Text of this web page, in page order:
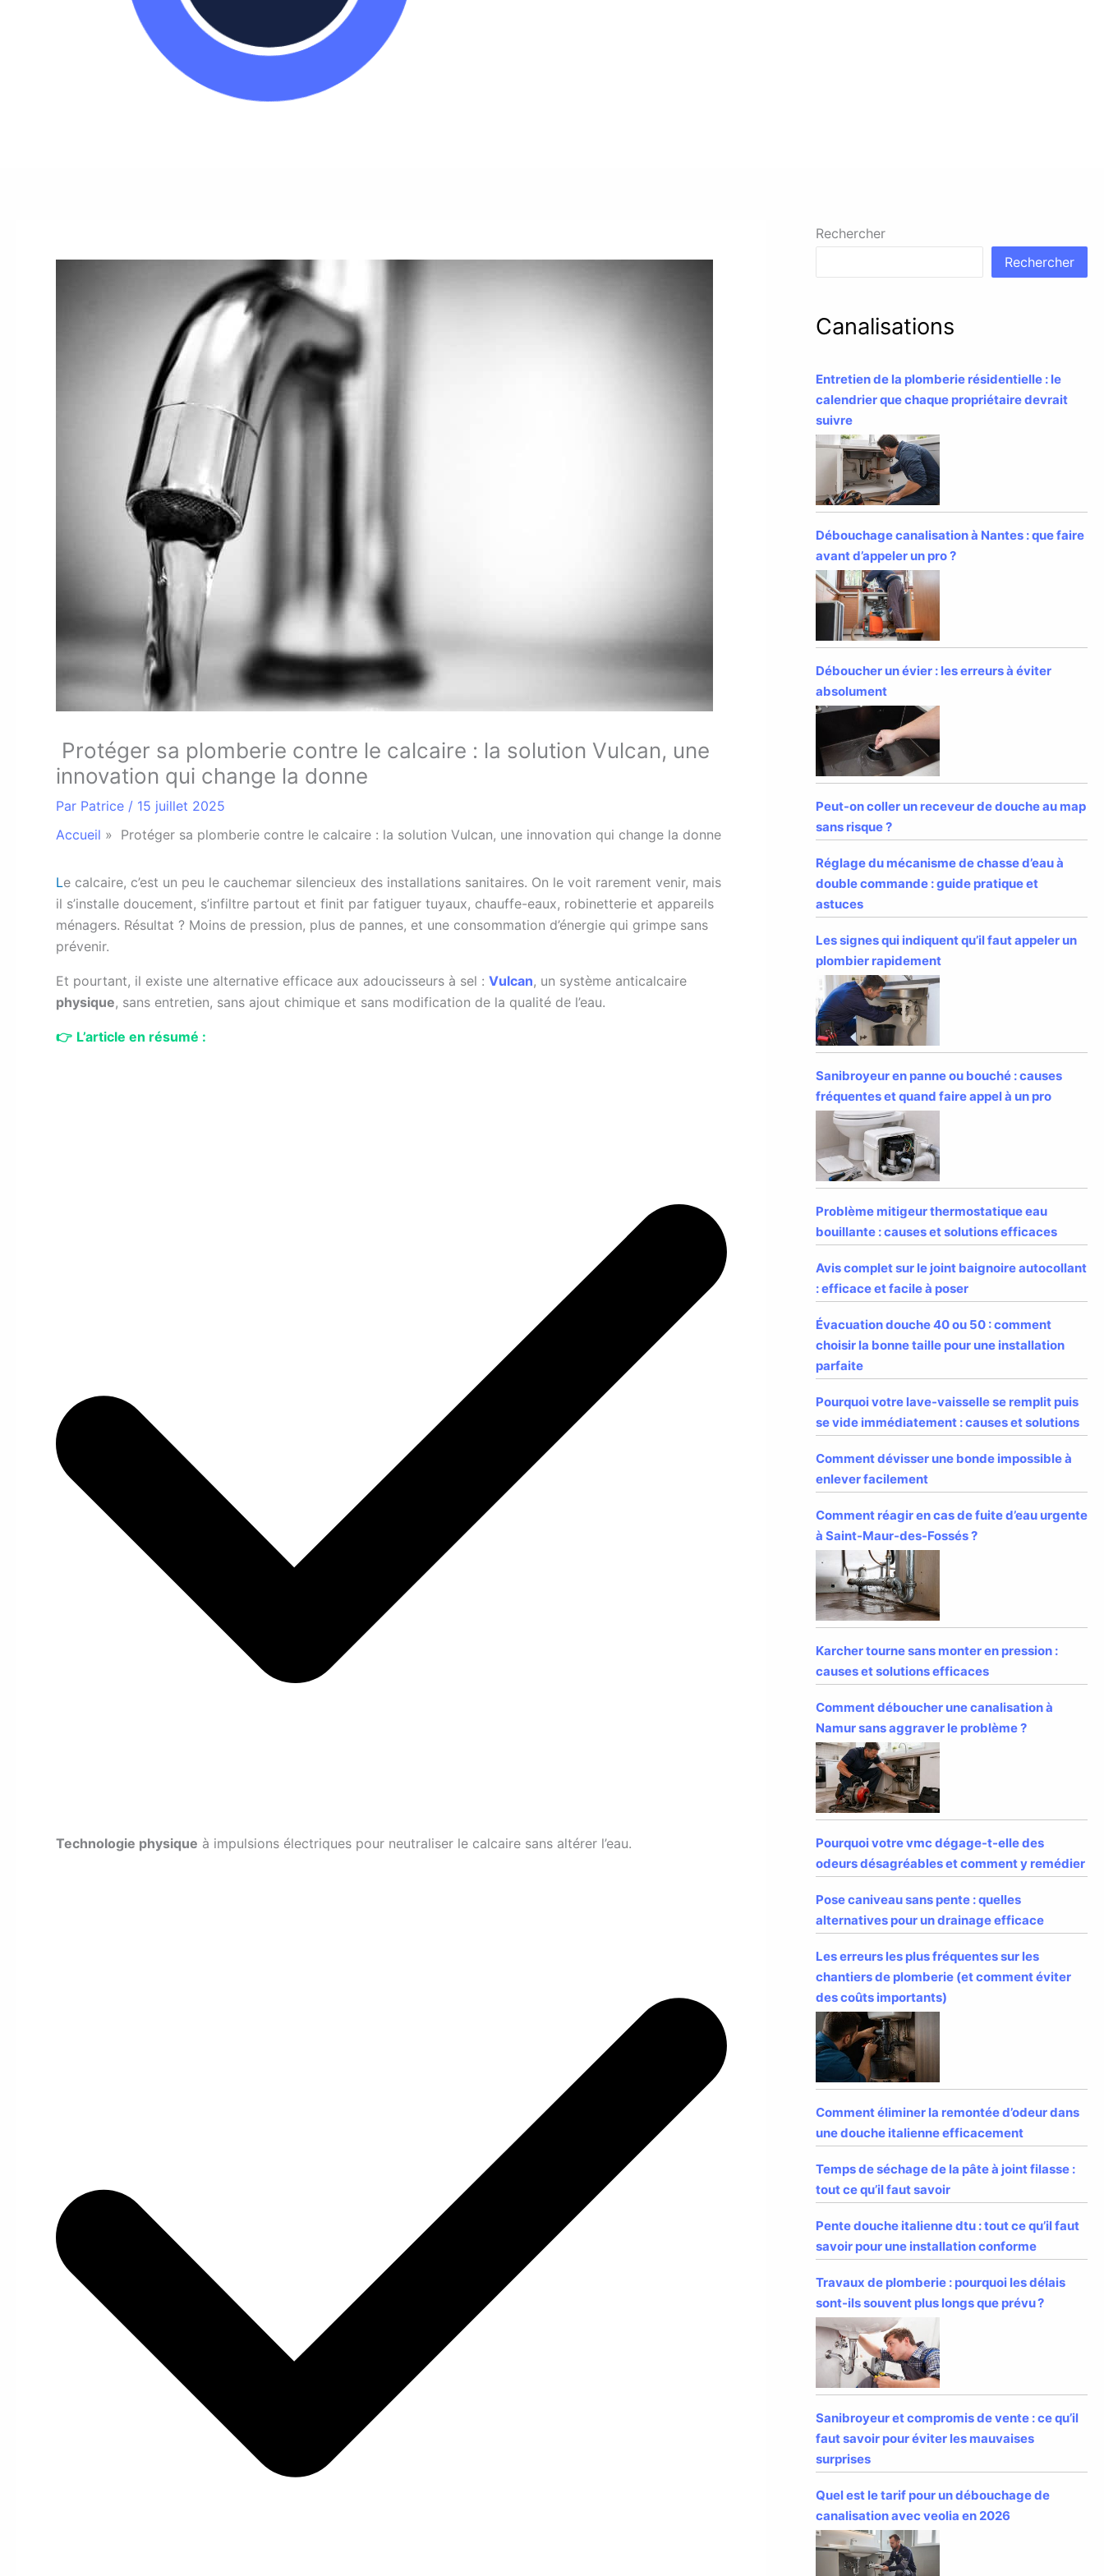
Protéger sa plomberie contre le calcaire : la solution Vulcan, une
innovation qui change la donne
Par Patrice / 15 juillet 2025
Accueil » Protéger sa plomberie contre le calcaire : la solution Vulcan, une innovation qui change la donne
Le calcaire, c’est un peu le cauchemar silencieux des installations sanitaires. On le voit rarement venir, mais
il s’installe doucement, s’infiltre partout et finit par fatiguer tuyaux, chauffe-eaux, robinetterie et appareils
ménagers. Résultat ? Moins de pression, plus de pannes, et une consommation d’énergie qui grimpe sans
prévenir.
Et pourtant, il existe une alternative efficace aux adoucisseurs à sel : Vulcan, un système anticalcaire
physique, sans entretien, sans ajout chimique et sans modification de la qualité de l’eau.
👉 L’article en résumé :
Technologie physique à impulsions électriques pour neutraliser le calcaire sans altérer l’eau.
Rechercher
Rechercher
Canalisations
Entretien de la plomberie résidentielle : le
calendrier que chaque propriétaire devrait
suivre
Débouchage canalisation à Nantes : que faire
avant d’appeler un pro ?
Déboucher un évier : les erreurs à éviter
absolument
Peut-on coller un receveur de douche au map
sans risque ?
Réglage du mécanisme de chasse d’eau à
double commande : guide pratique et
astuces
Les signes qui indiquent qu’il faut appeler un
plombier rapidement
Sanibroyeur en panne ou bouché : causes
fréquentes et quand faire appel à un pro
Problème mitigeur thermostatique eau
bouillante : causes et solutions efficaces
Avis complet sur le joint baignoire autocollant
: efficace et facile à poser
Évacuation douche 40 ou 50 : comment
choisir la bonne taille pour une installation
parfaite
Pourquoi votre lave-vaisselle se remplit puis
se vide immédiatement : causes et solutions
Comment dévisser une bonde impossible à
enlever facilement
Comment réagir en cas de fuite d’eau urgente
à Saint-Maur-des-Fossés ?
Karcher tourne sans monter en pression :
causes et solutions efficaces
Comment déboucher une canalisation à
Namur sans aggraver le problème ?
Pourquoi votre vmc dégage-t-elle des
odeurs désagréables et comment y remédier
Pose caniveau sans pente : quelles
alternatives pour un drainage efficace
Les erreurs les plus fréquentes sur les
chantiers de plomberie (et comment éviter
des coûts importants)
Comment éliminer la remontée d’odeur dans
une douche italienne efficacement
Temps de séchage de la pâte à joint filasse :
tout ce qu’il faut savoir
Pente douche italienne dtu : tout ce qu’il faut
savoir pour une installation conforme
Travaux de plomberie : pourquoi les délais
sont-ils souvent plus longs que prévu ?
Sanibroyeur et compromis de vente : ce qu’il
faut savoir pour éviter les mauvaises
surprises
Quel est le tarif pour un débouchage de
canalisation avec veolia en 2026